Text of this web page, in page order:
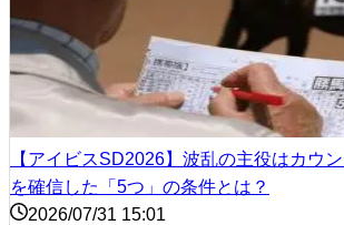
【アイビスSD2026】波乱の主役はカウ
を確信した「5つ」の条件とは？
2026/07/31 15:01